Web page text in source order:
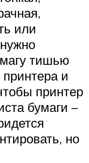
или
тишью
и
принтер
бумаги –
но